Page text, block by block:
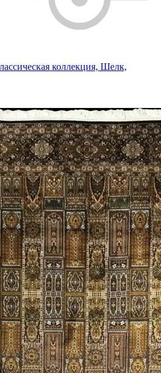
коллекция, Шелк,